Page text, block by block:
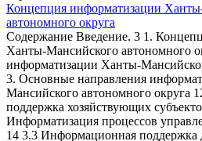
Концепция информатизации
автономного округа
Содержание Введение. 3 1.
Ханты-Мансийского автономного
информатизации Ханты-
3. Основные направления
Мансийского автономного округа
поддержка хозяйствующих
Информатизация процессов
14 3.3 Информационная поддержка